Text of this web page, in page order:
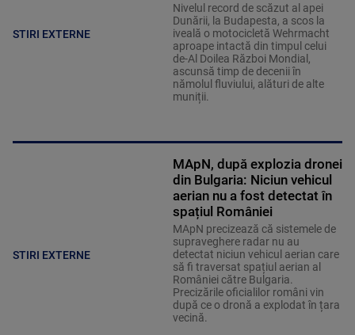
STIRI EXTERNE
Nivelul record de scăzut al apei
Dunării, la Budapesta, a scos la
iveală o motocicletă Wehrmacht
aproape intactă din timpul celui
de-Al Doilea Război Mondial,
ascunsă timp de decenii în
nămolul fluviului, alături de alte
muniții.
STIRI EXTERNE
MApN, după explozia dronei
din Bulgaria: Niciun vehicul
aerian nu a fost detectat în
spațiul României
MApN precizează că sistemele de
supraveghere radar nu au
detectat niciun vehicul aerian care
să fi traversat spațiul aerian al
României către Bulgaria.
Precizările oficialilor români vin
după ce o dronă a explodat în țara
vecină.